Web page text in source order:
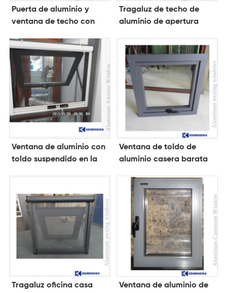
Puerta de aluminio y
ventana de techo con
Tragaluz de techo de
aluminio de apertura
Ventana de aluminio con
toldo suspendido en la
Ventana de toldo de
aluminio casera barata
Tragaluz oficina casa
Ventana de aluminio de